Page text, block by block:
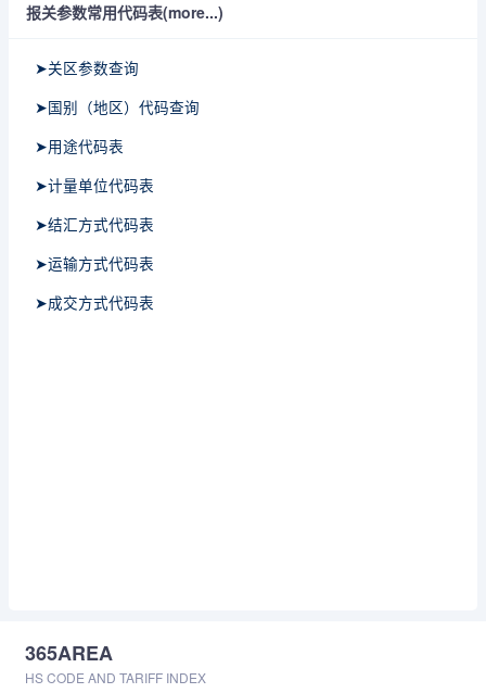
报关参数常用代码表(more...)
➤关区参数查询
➤国别（地区）代码查询
➤用途代码表
➤计量单位代码表
➤结汇方式代码表
➤运输方式代码表
➤成交方式代码表
365AREA
HS CODE AND TARIFF INDEX